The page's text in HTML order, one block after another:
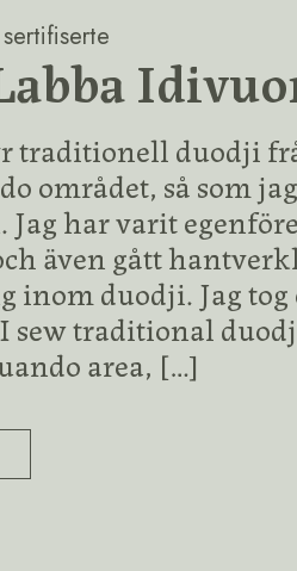
traditionell duodji
området, så som
har varit
även gått
inom duodji. Jag tog
I sew traditional
area, […]